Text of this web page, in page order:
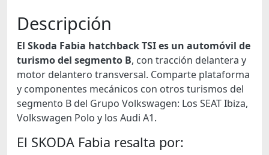
Descripción
El Skoda Fabia hatchback TSI es un automóvil de
turismo del segmento B, con tracción delantera y
motor delantero transversal. Comparte plataforma
y componentes mecánicos con otros turismos del
segmento B del Grupo Volkswagen: Los SEAT Ibiza,
Volkswagen Polo y los Audi A1.
El SKODA Fabia resalta por: